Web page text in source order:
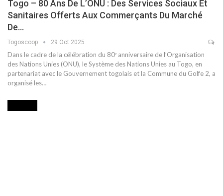
Togo – 80 Ans De L’ONU : Des Services Sociaux Et
Sanitaires Offerts Aux Commerçants Du Marché
De…
Togoscoop 29 Oct 2025
Dans le cadre de la célébration du 80ᵉ anniversaire de l’Organisation
des Nations Unies (ONU), le Système des Nations Unies au Togo, en
partenariat avec le Gouvernement togolais et la Commune du Golfe 2, a
organisé les…